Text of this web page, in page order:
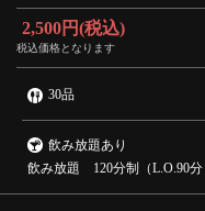
2,500円(税込)
税込価格となります
30品
飲み放題あり
飲み放題 120分制（L.O.90分